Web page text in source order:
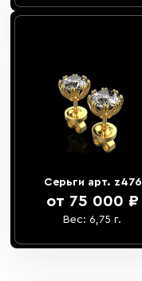
Серьги арт. z476
от 75 000 ₽
Вес: 6,75 г.